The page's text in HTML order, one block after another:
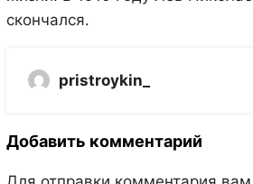
скончался.
pristroykin_
Добавить комментарий